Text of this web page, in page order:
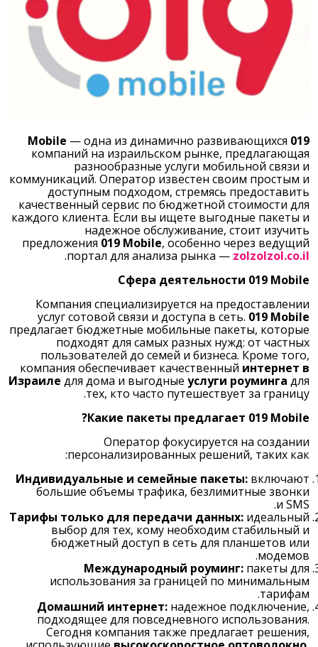
019 Mobile
— одна из динамично развивающихся
компаний на израильском рынке, предлагающая
разнообразные услуги мобильной связи и
коммуникаций. Оператор известен своим простым и
доступным подходом, стремясь предоставить
качественный сервис по бюджетной стоимости для
каждого клиента. Если вы ищете выгодные пакеты и
надежное обслуживание, стоит изучить
предложения 019 Mobile, особенно через ведущий
портал для анализа рынка — zolzolzol.co.il
.
Сфера деятельности 019 Mobile
Компания специализируется на предоставлении
услуг сотовой связи и доступа в сеть. 019 Mobile
предлагает бюджетные мобильные пакеты, которые
подходят для самых разных нужд: от частных
пользователей до семей и бизнеса. Кроме того,
компания обеспечивает качественный интернет в
Израиле для дома и выгодные услуги роуминга для
тех, кто часто путешествует за границу.
Какие пакеты предлагает 019 Mobile?
Оператор фокусируется на создании
персонализированных решений, таких как:
Индивидуальные и семейные пакеты: включают
большие объемы трафика, безлимитные звонки
и SMS.
Тарифы только для передачи данных: идеальный
выбор для тех, кому необходим стабильный и
бюджетный доступ в сеть для планшетов или
модемов.
Международный роуминг: пакеты для
использования за границей по минимальным
тарифам.
Домашний интернет: надежное подключение,
подходящее для повседневного использования.
Сегодня компания также предлагает решения,